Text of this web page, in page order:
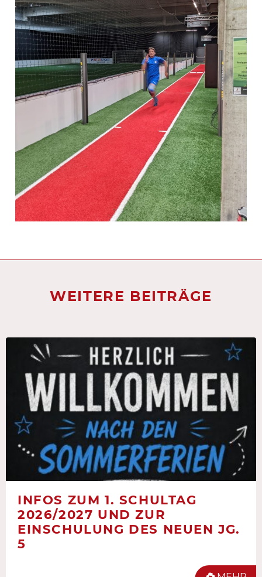
WEITERE BEITRÄGE
INFOS ZUM 1. SCHULTAG
2026/2027 UND ZUR
EINSCHULUNG DES NEUEN JG.
5